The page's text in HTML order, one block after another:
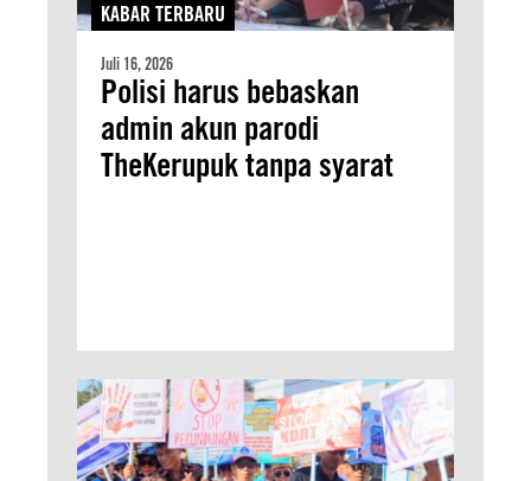
KABAR TERBARU
Juli 16, 2026
Polisi harus bebaskan
admin akun parodi
TheKerupuk tanpa syarat